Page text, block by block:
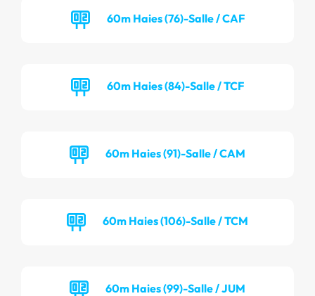
60m Haies (76)-Salle / CAF
60m Haies (84)-Salle / TCF
60m Haies (91)-Salle / CAM
60m Haies (106)-Salle / TCM
60m Haies (99)-Salle / JUM